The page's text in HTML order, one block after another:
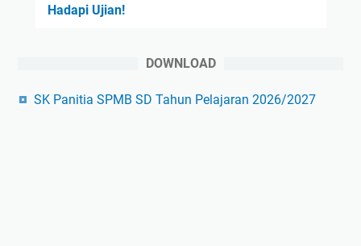
Hadapi Ujian!
DOWNLOAD
SK Panitia SPMB SD Tahun Pelajaran 2026/2027